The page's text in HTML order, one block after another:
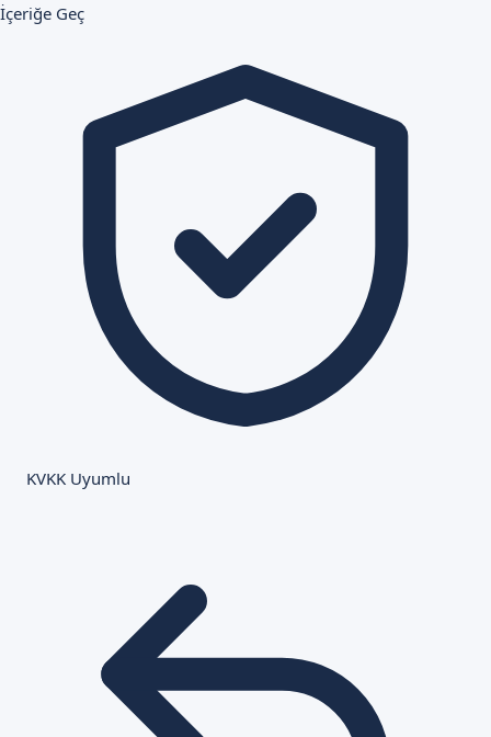
İçeriğe Geç
KVKK Uyumlu